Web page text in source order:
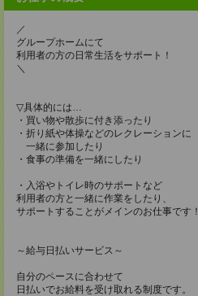
／
グループホームにて
利用者の方の日常生活をサポート！
＼
▽具体的には…
・買い物や散歩に付き添ったり
・折り紙や体操などのレクレーションに
一緒に参加したり
・食事の準備を一緒にしたり
・入浴やトイレ時のサポートなど
利用者の方と一緒に作業をしたり、
サポートすることがメインのお仕事です！
～給与日払いサービス～
自分のペースに合わせて
日払いでお給料を受け取れる制度です。